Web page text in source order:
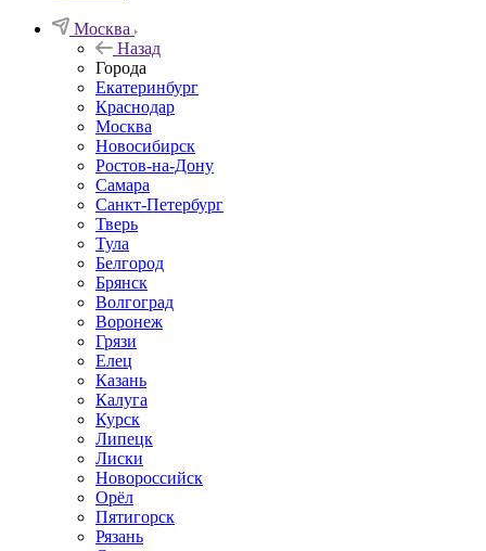
Москва
Назад
Города
Екатеринбург
Краснодар
Москва
Новосибирск
Ростов-на-Дону
Самара
Санкт-Петербург
Тверь
Тула
Белгород
Брянск
Волгоград
Воронеж
Грязи
Елец
Казань
Калуга
Курск
Липецк
Лиски
Новороссийск
Орёл
Пятигорск
Рязань